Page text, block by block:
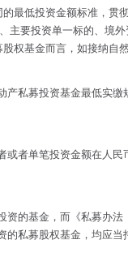
最低投资金额标准，贯
要投资单一标的、境
基金而言，如接纳自
私募投资基金最低实
者单笔投资金额在人
的基金，而《私募办
私募股权基金，均应当